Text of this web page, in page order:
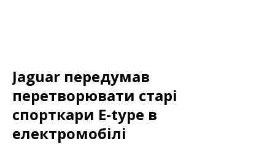
Jaguar передумав
перетворювати старі
спорткари E-type в
електромобілі